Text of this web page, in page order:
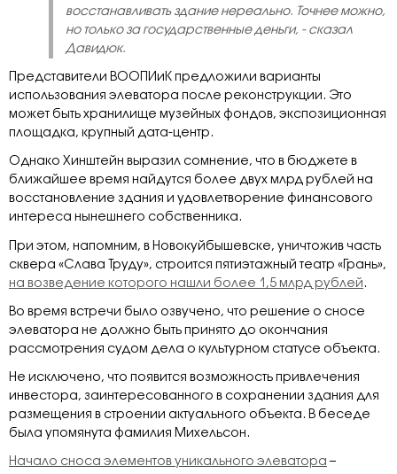
восстанавливать здание нереально. Точнее можно,
но только за государственные деньги, - сказал
Давидюк.
Представители ВООПИиК предложили варианты
использования элеватора после реконструкции. Это
может быть хранилище музейных фондов, экспозиционная
площадка, крупный дата-центр.
Однако Хинштейн выразил сомнение, что в бюджете в
ближайшее время найдутся более двух млрд рублей на
восстановление здания и удовлетворение финансового
интереса нынешнего собственника.
При этом, напомним, в Новокуйбышевске, уничтожив часть
сквера «Слава Труду», строится пятиэтажный театр «Грань»,
на возведение которого нашли более 1,5 млрд рублей .
Во время встречи было озвучено, что решение о сносе
элеватора не должно быть принято до окончания
рассмотрения судом дела о культурном статусе объекта.
Не исключено, что появится возможность привлечения
инвестора, заинтересованного в сохранении здания для
размещения в строении актуального объекта. В беседе
была упомянута фамилия Михельсон.
Начало сноса элементов уникального элеватора –